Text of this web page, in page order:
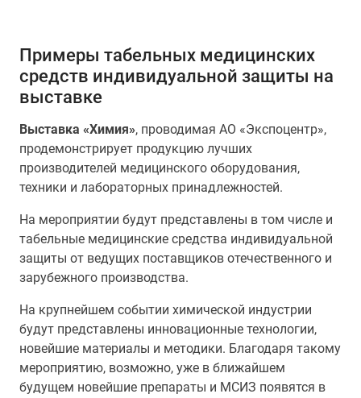
Примеры табельных медицинских
средств индивидуальной защиты на
выставке
Выставка «Химия», проводимая АО «Экспоцентр»,
продемонстрирует продукцию лучших
производителей медицинского оборудования,
техники и лабораторных принадлежностей.
На мероприятии будут представлены в том числе и
табельные медицинские средства индивидуальной
защиты от ведущих поставщиков отечественного и
зарубежного производства.
На крупнейшем событии химической индустрии
будут представлены инновационные технологии,
новейшие материалы и методики. Благодаря такому
мероприятию, возможно, уже в ближайшем
будущем новейшие препараты и МСИЗ появятся в